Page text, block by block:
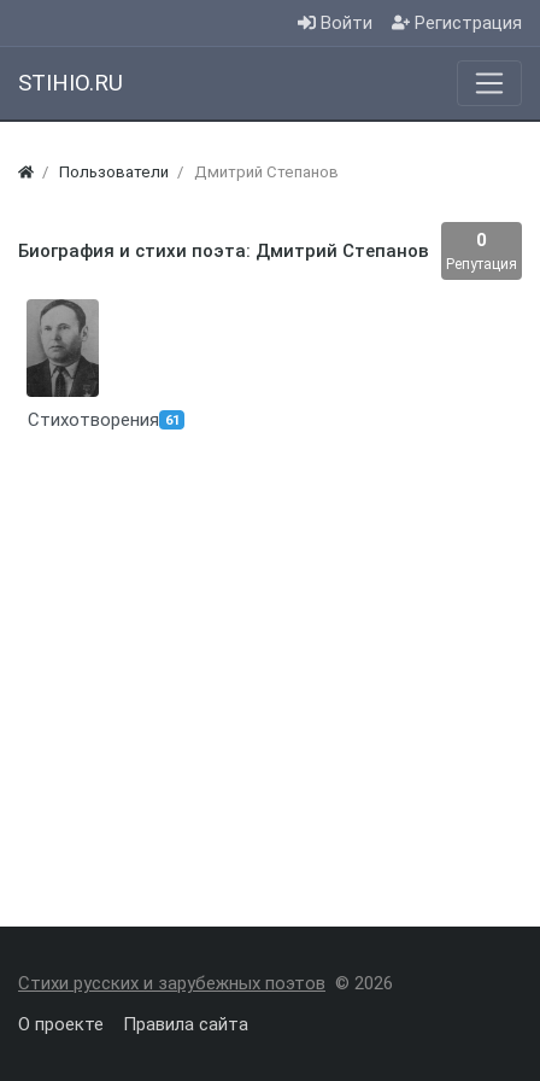
Войти Регистрация
STIHIO.RU
Пользователи Дмитрий Степанов
Биография и стихи поэта: Дмитрий Степанов 0
Репутация
Стихотворения 61
Стихи русских и зарубежных поэтов © 2026
О проекте
Правила сайта